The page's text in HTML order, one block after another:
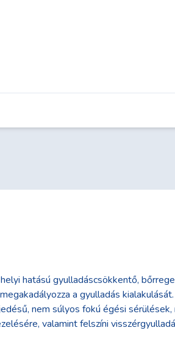
hatású gyulladáscsökkentő,
a gyulladás
nem súlyos fokú égési sérülések,
valamint felszíni